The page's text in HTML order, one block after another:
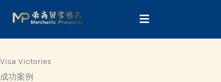
content
Visa Victories
成功案例